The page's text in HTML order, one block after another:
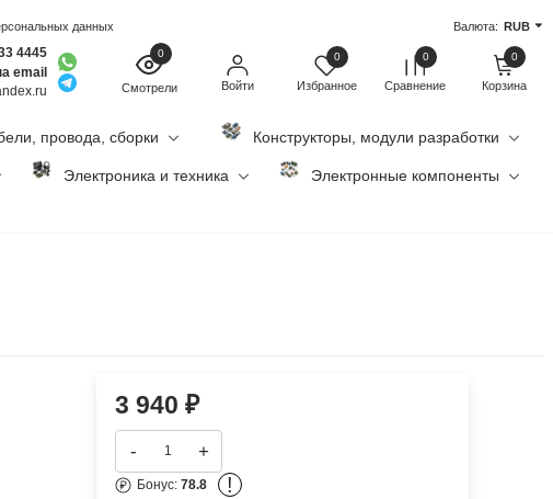
данных Валюта: RUB
4445
email
0
Смотрели Войти
0
Избранное
0
Сравнение
0
Корзина
провода, сборки Конструкторы, модули разработки
Электроника и техника Электронные компоненты
3 940 ₽
- +
Бонус: 78.8 !